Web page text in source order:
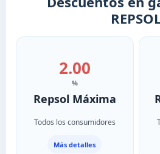
2.00
%
Repsol Máxima
Todos los consumidores
Más detalles